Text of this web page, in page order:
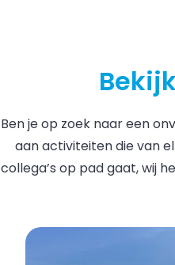
Ben je op zoek naar een
aan activiteiten die van
collega’s op pad gaat, wij